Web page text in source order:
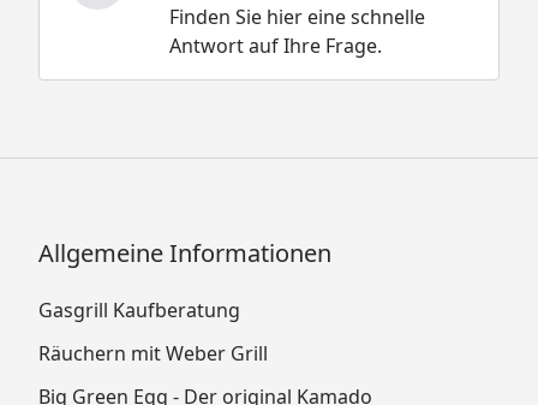
Finden Sie hier eine schnelle
Antwort auf Ihre Frage.
Allgemeine Informationen
Gasgrill Kaufberatung
Räuchern mit Weber Grill
Big Green Egg - Der original Kamado